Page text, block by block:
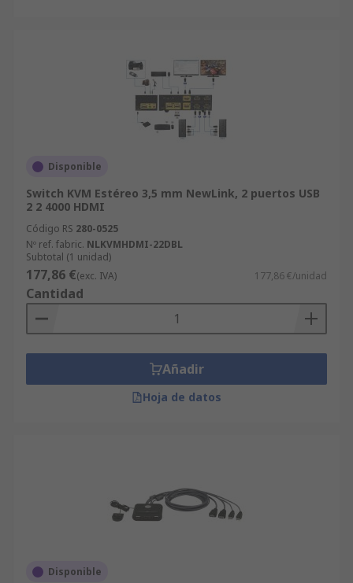
Disponible
Switch KVM Estéreo 3,5 mm NewLink, 2 puertos USB
2 2 4000 HDMI
Código RS 280-0525
Nº ref. fabric. NLKVMHDMI-22DBL
Subtotal (1 unidad)
177,86 €(exc. IVA) 177,86 €/unidad
Cantidad
Añadir
Hoja de datos
Disponible